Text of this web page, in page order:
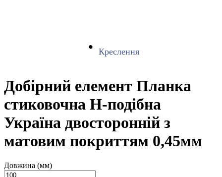
Креслення
Добірний елемент Планка
стиковочна H-подібна
Україна двосторонній з
матовим покриттям 0,45мм
Довжина (мм)